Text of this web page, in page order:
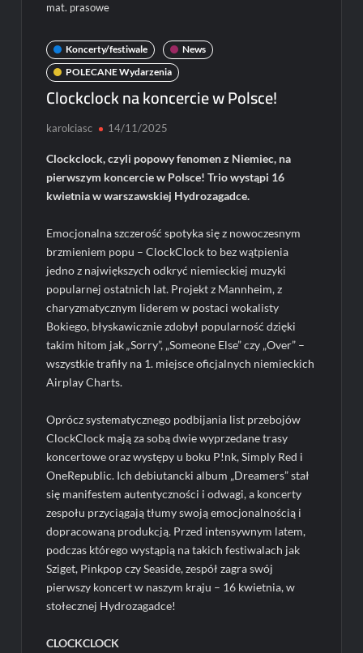
mat. prasowe
Koncerty/festiwale
News
POLECANE Wydarzenia
Clockclock na koncercie w Polsce!
karolciasc 14/11/2025
Clockclock, czyli popowy fenomen z Niemiec, na
pierwszym koncercie w Polsce! Trio wystąpi 16
kwietnia w warszawskiej Hydrozagadce.
Emocjonalna szczerość spotyka się z nowoczesnym
brzmieniem popu – ClockClock to bez wątpienia
jedno z największych odkryć niemieckiej muzyki
popularnej ostatnich lat. Projekt z Mannheim, z
charyzmatycznym liderem w postaci wokalisty
Bokiego, błyskawicznie zdobył popularność dzięki
takim hitom jak„Sorry”, „Someone Else” czy „Over” –
wszystkie trafiły na 1. miejsce oficjalnych niemieckich
Airplay Charts.
Oprócz systematycznego podbijania list przebojów
ClockClock mają za sobą dwie wyprzedane trasy
koncertowe oraz występy u boku P!nk, Simply Red i
OneRepublic. Ich debiutancki album „Dreamers” stał
się manifestem autentyczności i odwagi, a koncerty
zespołu przyciągają tłumy swoją emocjonalnością i
dopracowaną produkcją. Przed intensywnym latem,
podczas którego wystąpią na takich festiwalach jak
Sziget, Pinkpop czy Seaside, zespół zagra swój
pierwszy koncert w naszym kraju – 16 kwietnia, w
stołecznej Hydrozagadce!
CLOCKCLOCK